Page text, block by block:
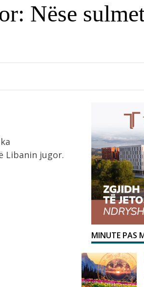
Nëse
Libanin jugor.
MINUTE PAS